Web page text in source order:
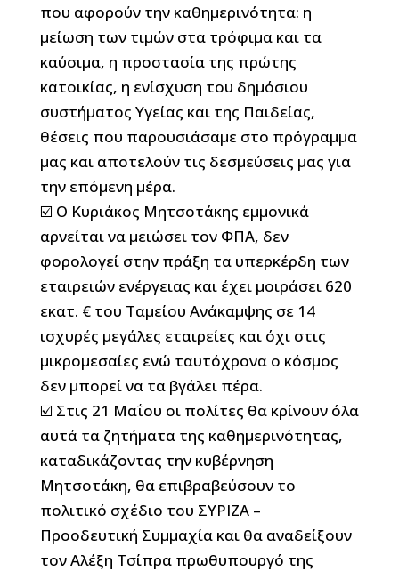
που αφορούν την καθημερινότητα: η
μείωση των τιμών στα τρόφιμα και τα
καύσιμα, η προστασία της πρώτης
κατοικίας, η ενίσχυση του δημόσιου
συστήματος Υγείας και της Παιδείας,
θέσεις που παρουσιάσαμε στο πρόγραμμα
μας και αποτελούν τις δεσμεύσεις μας για
την επόμενη μέρα.
☑️ Ο Κυριάκος Μητσοτάκης εμμονικά
αρνείται να μειώσει τον ΦΠΑ, δεν
φορολογεί στην πράξη τα υπερκέρδη των
εταιρειών ενέργειας και έχει μοιράσει 620
εκατ. € του Ταμείου Ανάκαμψης σε 14
ισχυρές μεγάλες εταιρείες και όχι στις
μικρομεσαίες ενώ ταυτόχρονα ο κόσμος
δεν μπορεί να τα βγάλει πέρα.
☑️ Στις 21 Μαΐου οι πολίτες θα κρίνουν όλα
αυτά τα ζητήματα της καθημερινότητας,
καταδικάζοντας την κυβέρνηση
Μητσοτάκη, θα επιβραβεύσουν το
πολιτικό σχέδιο του ΣΥΡΙΖΑ –
Προοδευτική Συμμαχία και θα αναδείξουν
τον Αλέξη Τσίπρα πρωθυπουργό της